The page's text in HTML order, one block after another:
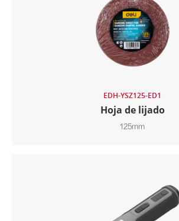
EDH-YSZ125-ED1
Hoja de lijado
125mm